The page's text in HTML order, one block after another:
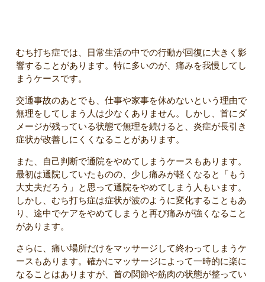
むち打ち症では、日常生活の中での行動が回復に大きく影
響することがあります。特に多いのが、痛みを我慢してし
まうケースです。
交通事故のあとでも、仕事や家事を休めないという理由で
無理をしてしまう人は少なくありません。しかし、首にダ
メージが残っている状態で無理を続けると、炎症が長引き
症状が改善しにくくなることがあります。
また、自己判断で通院をやめてしまうケースもあります。
最初は通院していたものの、少し痛みが軽くなると「もう
大丈夫だろう」と思って通院をやめてしまう人もいます。
しかし、むち打ち症は症状が波のように変化することもあ
り、途中でケアをやめてしまうと再び痛みが強くなること
があります。
さらに、痛い場所だけをマッサージして終わってしまうケ
ースもあります。確かにマッサージによって一時的に楽に
なることはありますが、首の関節や筋肉の状態が整ってい